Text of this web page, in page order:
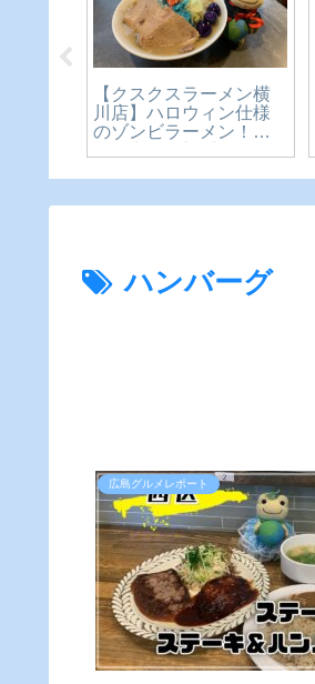
【クスクスラーメン横
川店】ハロウィン仕様
のゾンビラーメン！期
ハンバーグ
広島グルメレポート